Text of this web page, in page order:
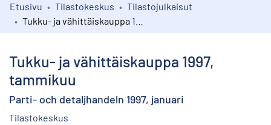
Kokoelmat
Etusivu Tilastokeskus
Tilastojulkaisut
Tukku- ja vähittäiskauppa 1997,
tammikuu
Parti- och detaljhandeln 1997, januari
Tilastokeskus